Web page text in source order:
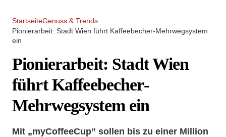
StartseiteGenuss & Trends
Pionierarbeit: Stadt Wien führt Kaffeebecher-Mehrwegsystem
ein
Pionierarbeit: Stadt Wien
führt Kaffeebecher-
Mehrwegsystem ein
Mit „myCoffeeCup” sollen bis zu einer Million